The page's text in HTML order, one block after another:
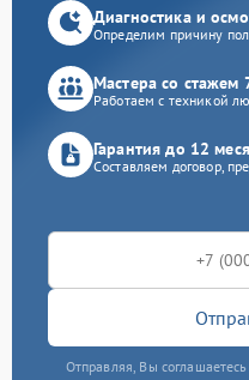
Диагностика и
Определим причину
Мастера со стажем
Работаем с техникой
Гарантия до 12
Составляем договор,
Отправляя, Вы